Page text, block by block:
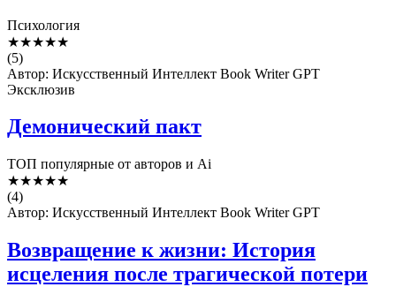
Психология
★★★★★
(5)
Автор: Искусственный Интеллект Book Writer GPT
Эксклюзив
Демонический пакт
ТОП популярные от авторов и Ai
★★★★★
(4)
Автор: Искусственный Интеллект Book Writer GPT
Возвращение к жизни: История
исцеления после трагической потери